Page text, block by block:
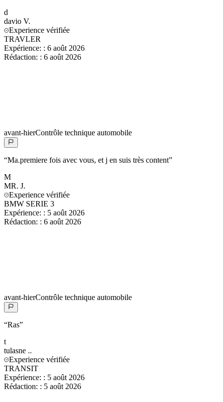
d
davio V.
Experience vérifiée
TRAVLER
Expérience: : 6 août 2026
Rédaction: : 6 août 2026
avant-hierContrôle technique automobile
“Ma.premiere fois avec vous, et j en suis très content”
M
MR. J.
Experience vérifiée
BMW SERIE 3
Expérience: : 5 août 2026
Rédaction: : 6 août 2026
avant-hierContrôle technique automobile
“Ras”
t
tulasne ..
Experience vérifiée
TRANSIT
Expérience: : 5 août 2026
Rédaction: : 5 août 2026